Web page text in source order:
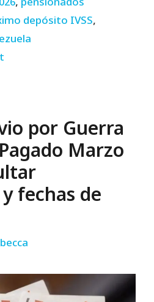
, pensionados
depósito IVSS,
por Guerra
Marzo
fechas de